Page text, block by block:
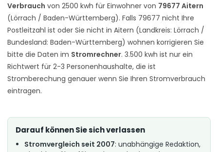
Verbrauch von 2500 kwh für Einwohner von 79677 Aitern
(Lörrach / Baden-Württemberg). Falls 79677 nicht Ihre
Postleitzahl ist oder Sie nicht in Aitern (Landkreis: Lörrach /
Bundesland: Baden-Württemberg) wohnen korrigieren Sie
bitte die Daten im Stromrechner. 3.500 kwh ist nur ein
Richtwert für 2-3 Personenhaushalte, die ist
Stromberechung genauer wenn Sie Ihren Stromverbrauch
eintragen.
Darauf können Sie sich verlassen
Stromvergleich seit 2007: unabhängige Redaktion,